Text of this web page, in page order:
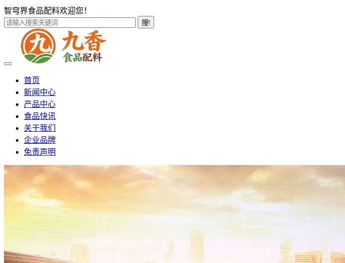
智穹界食品配料欢迎您！
搜!
首页
新闻中心
产品中心
食品快讯
关于我们
企业品牌
免责声明